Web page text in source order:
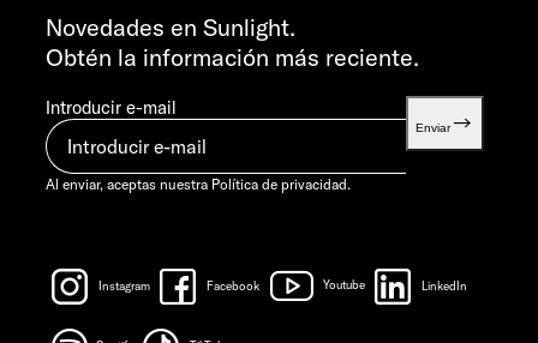
info@sunlight.de
Novedades en Sunlight.
Obtén la información más reciente.
Introducir e-mail
Enviar
Al enviar, aceptas nuestra Política de privacidad.
Instagram Facebook Youtube LinkedIn